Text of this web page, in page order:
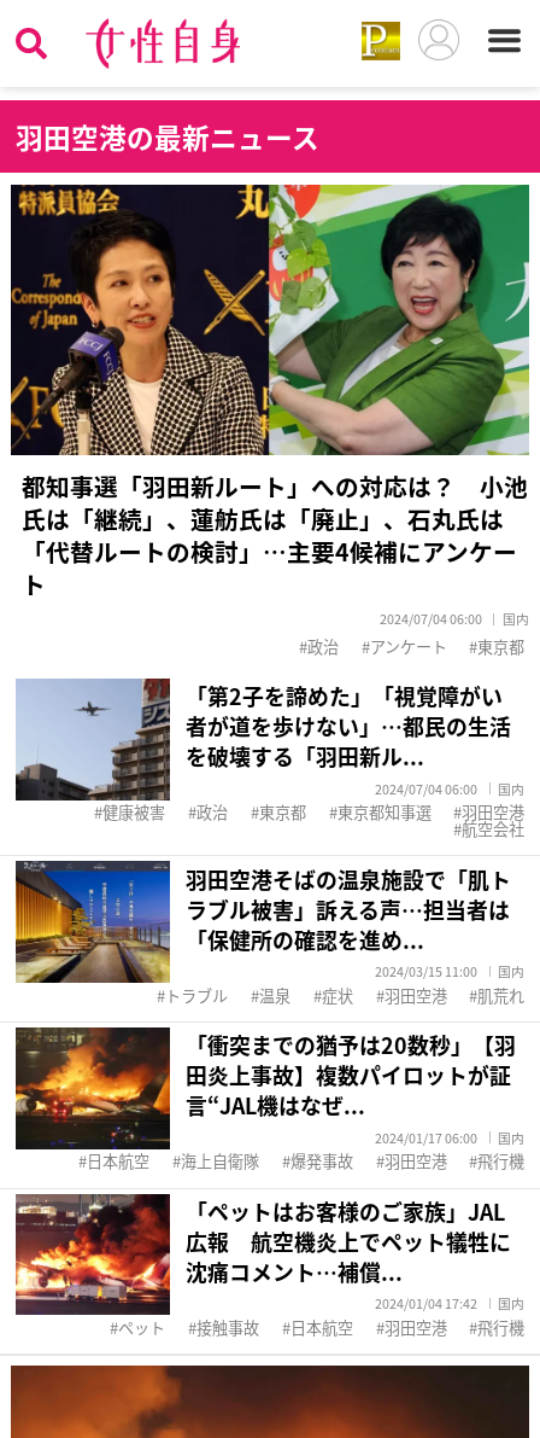
羽田空港の最新ニュース
都知事選「羽田新ルート」への対応は？ 小池
氏は「継続」、蓮舫氏は「廃止」、石丸氏は
「代替ルートの検討」…主要4候補にアンケー
ト
2024/07/04 06:00 国内
政治 アンケート 東京都
「第2子を諦めた」「視覚障がい
者が道を歩けない」…都民の生活
を破壊する「羽田新ル...
2024/07/04 06:00 国内
健康被害 政治 東京都 東京都知事選 羽田空港
航空会社
羽田空港そばの温泉施設で「肌ト
ラブル被害」訴える声…担当者は
「保健所の確認を進め...
2024/03/15 11:00 国内
トラブル 温泉 症状 羽田空港 肌荒れ
「衝突までの猶予は20数秒」【羽
田炎上事故】複数パイロットが証
言“JAL機はなぜ...
2024/01/17 06:00 国内
日本航空 海上自衛隊 爆発事故 羽田空港 飛行機
「ペットはお客様のご家族」JAL
広報 航空機炎上でペット犠牲に
沈痛コメント…補償...
2024/01/04 17:42 国内
ペット 接触事故 日本航空 羽田空港 飛行機